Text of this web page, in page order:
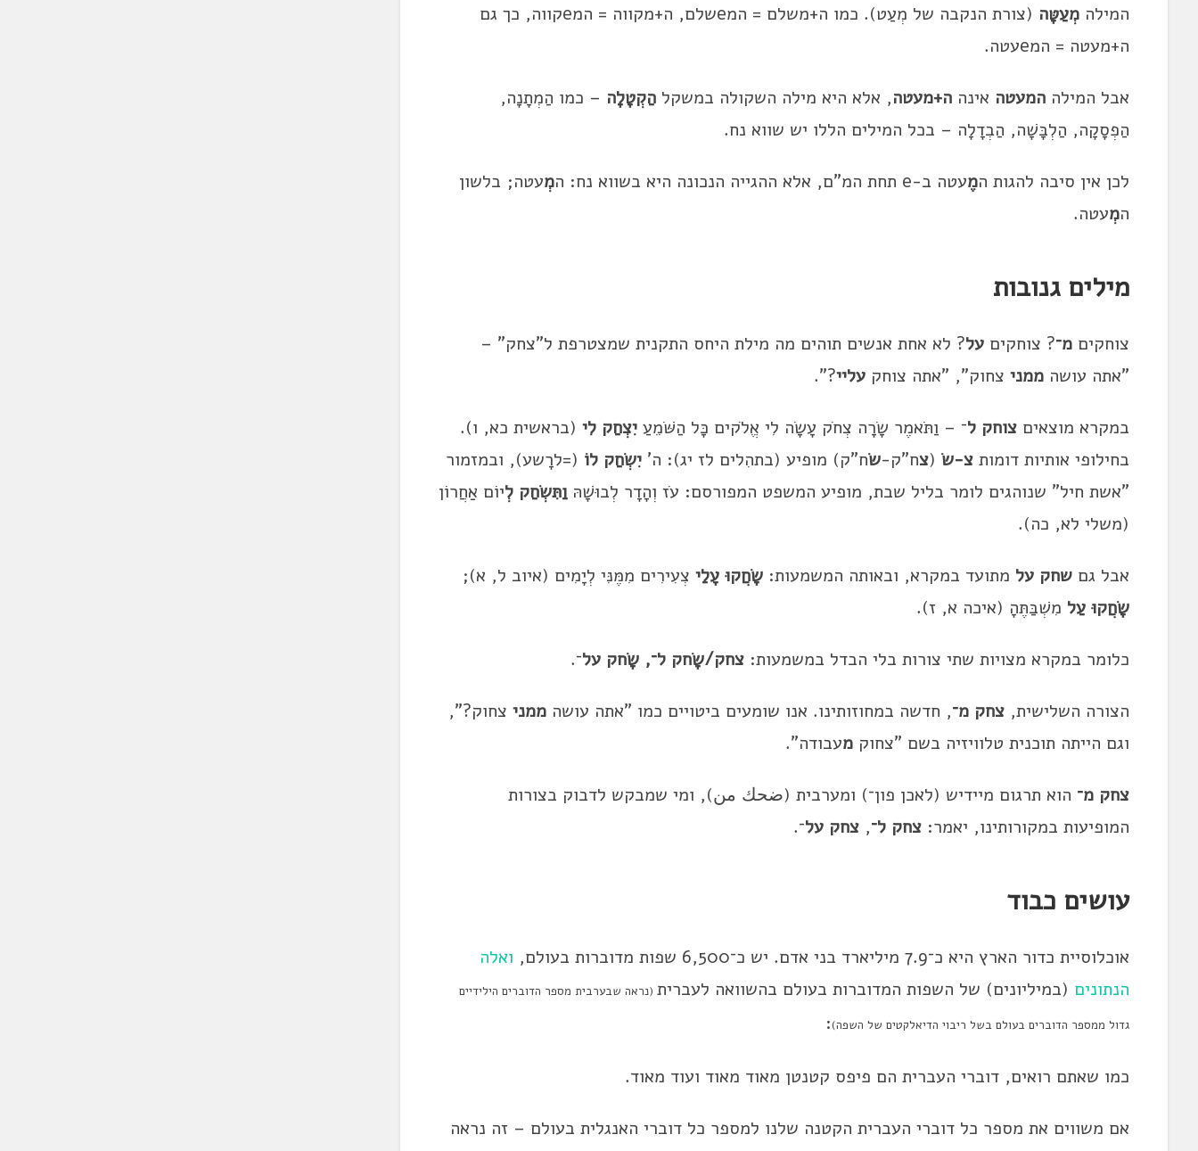
המילה מְעַטָּה
(צורת הנקבה של מְעַט). כמו ה+משלם = המeשלם, ה+מקווה = המeקווה, כך גם
ה+מעטה = המeעטה.
אבל המילה המעטה אינה ה+מעטה, אלא היא מילה השקולה במשקל הַקְטָלָה – כמו הַמְתָנָה,
הַפְסָקָה, הַלְבָּשָׁה, הַבְדָלָה – בכל המילים הללו יש שווא נח.
לכן אין סיבה להגות המֶעטה ב-e תחת המ"ם, אלא ההגייה הנכונה היא בשווא נח: ה מְעטה; בלשון
המְעטה.
מילים גנובות
צוחקים מ־? צוחקים על? לא אחת אנשים תוהים מה מילת היחס התקנית שמצטרפת ל"צחק" –
"אתה עושה ממניצחוק", "אתה צוחק עליי?".
במקרא מוצאים צוחק ל־ – וַתֹּאמֶר שָׂרָה צְחֹק עָשָׂה לִי אֱלֹקים כָּל הַשֹּׁמֵעַ יִצְחַק לִי(בראשית כא, ו).
בחילופי אותיות דומות צ-שׂ(צח"ק-שׂח"ק) מופיע (בתהִלים לז יג): ה' יִשְׂחַק לוֹ (=לרָשע), ובמזמור
"אשת חיל" שנוהגים לומר בליל שבת, מופיע המשפט המפורסם: עֹז וְהָדָר לְבוּשָׁהּוַתִּשְׂחַק לְיוֹם אַחֲרוֹן
(משלי לא, כה).
אבל גם שחק על מתועד במקרא, ובאותה המשמעות: שָׂחֲקוּ עָלַיצְעִירִים מִמֶּנִּי לְיָמִים (איוב ל, א);
שָׂחֲקוּ עַל מִשְׁבַּתֶּהָ (איכה א, ז).
כלומר במקרא מצויות שתי צורות בלי הבדל במשמעות: צחק/שָׂחק ל־, שָׂחק על־.
הצורה השלישית, צחק מ־, חדשה במחוזותינו. אנו שומעים ביטויים כמו "אתה עושה ממניצחוק?",
וגם הייתה תוכנית טלוויזיה בשם "צחוק מעבודה".
צחק מ־ הוא תרגום מיידיש (לאכן פון־) ומערבית (ضحك من), ומי שמבקש לדבוק בצורות
המופיעות במקורותינו, יאמר: צחק ל־, צחק על־.
עושים כבוד
אוכלוסיית כדור הארץ היא כ־7.9 מיליארד בני אדם. יש כ־6,500 שפות מדוברות בעולם,
ואלה
הנתונים (במיליונים) של השפות המדוברות בעולם בהשוואה לעברית(נראה שבערבית מספר הדוברים הילידיים
גדול ממספר הדוברים בעולם בשל ריבוי הדיאלקטים של השפה):
כמו שאתם רואים, דוברי העברית הם פיפס קטנטן מאוד מאוד ועוד מאוד.
אם משווים את מספר כל דוברי העברית הקטנה שלנו למספר כל דוברי האנגלית בעולם – זה נראה